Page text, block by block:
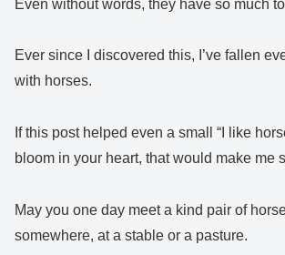
Even without words, they have so much
Ever since I discovered this, I’ve fallen
with horses.
If this post helped even a small “I like
bloom in your heart, that would make me
May you one day meet a kind pair of
somewhere, at a stable or a pasture.